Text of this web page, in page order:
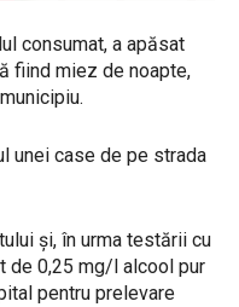
consumat, a apăsat
fiind miez de noapte,
unei case de pe strada
și, în urma testării cu
de 0,25 mg/l alcool pur
pentru prelevare